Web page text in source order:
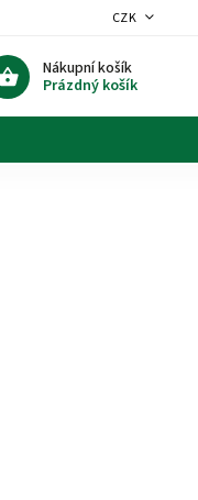
CZK
Nákupní košík
Prázdný košík